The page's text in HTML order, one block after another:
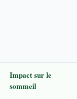
Impact sur le
sommeil